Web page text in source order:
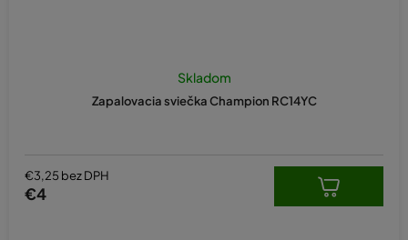
Zapalovacia sviečka Champion RC14YC
Skladom
€3,25 bez DPH
€4